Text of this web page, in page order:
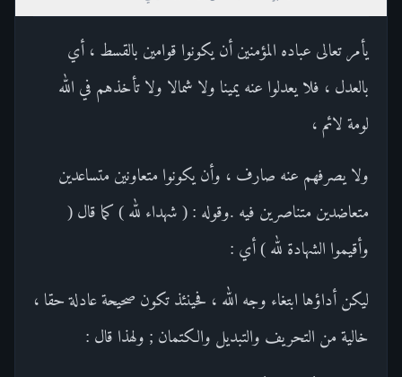
يأمر تعالى عباده المؤمنين أن يكونوا قوامين بالقسط ، أي
بالعدل ، فلا يعدلوا عنه يمينا ولا شمالا ولا تأخذهم في الله
لومة لائم ،
ولا يصرفهم عنه صارف ، وأن يكونوا متعاونين متساعدين
متعاضدين متناصرين فيه .وقوله : ( شهداء لله ) كما قال (
وأقيموا الشهادة لله ) أي :
ليكن أداؤها ابتغاء وجه الله ، فحينئذ تكون صحيحة عادلة حقا ،
خالية من التحريف والتبديل والكتمان ; ولهذا قال :